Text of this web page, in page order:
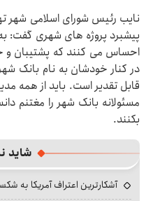
نایب رئیس شورای اسلامی شهر
پیشبرد پروژه های شهری گفت:
احساس می کنند که پشتیبان و
در کنار خودشان به نام بانک
قابل تقدیر است. باید از همه
مسئولانه بانک شهر را مغتنم
بکنند.
شاید
آشکارترین اعتراف آمریکا به